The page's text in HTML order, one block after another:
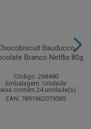
Bauducco
Branco Netflix 80g
Código: 268480
Embalagem: Unidade
contém 24 unidade(s)
EAN: 7891962079585